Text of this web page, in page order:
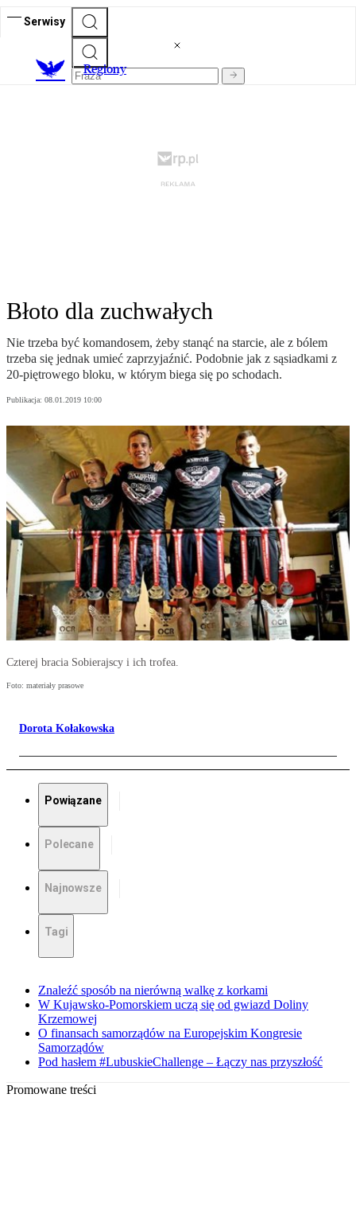
Serwisy
Regiony
Błoto dla zuchwałych
Nie trzeba być komandosem, żeby stanąć na starcie, ale z bólem
trzeba się jednak umieć zaprzyjaźnić. Podobnie jak z sąsiadkami z
20-piętrowego bloku, w którym biega się po schodach.
Publikacja: 08.01.2019 10:00
Czterej bracia Sobierajscy i ich trofea.
Foto: materiały prasowe
Dorota Kołakowska
Powiązane
Polecane
Najnowsze
Tagi
Znaleźć sposób na nierówną walkę z korkami
W Kujawsko-Pomorskiem uczą się od gwiazd Doliny
Krzemowej
O finansach samorządów na Europejskim Kongresie
Samorządów
Pod hasłem #LubuskieChallenge – Łączy nas przyszłość
Promowane treści